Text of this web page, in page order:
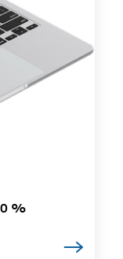
%